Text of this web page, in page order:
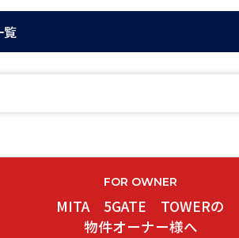
覧
FOR OWNER
MITA 5GATE TOWERの
物件オーナー様へ